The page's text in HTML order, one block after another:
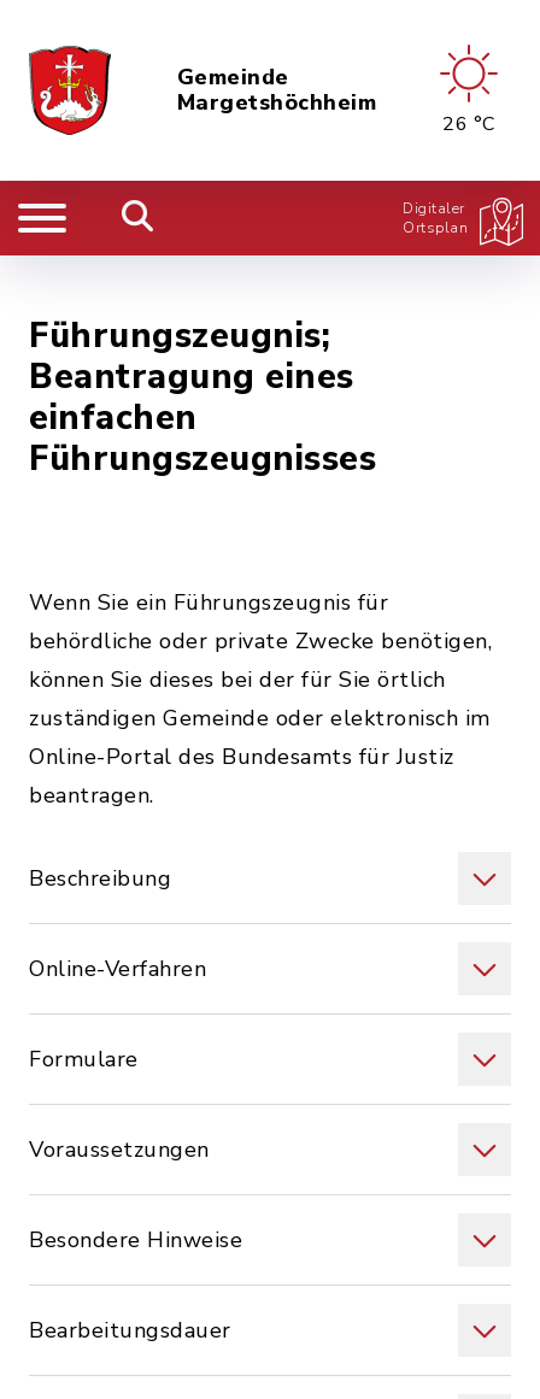
Gemeinde
Margetshöchheim
26 °C
Digitaler
Ortsplan
Führungszeugnis;
Beantragung eines
einfachen
Führungszeugnisses
Wenn Sie ein Führungszeugnis für
behördliche oder private Zwecke benötigen,
können Sie dieses bei der für Sie örtlich
zuständigen Gemeinde oder elektronisch im
Online-Portal des Bundesamts für Justiz
beantragen.
Beschreibung
Online-Verfahren
Formulare
Voraussetzungen
Besondere Hinweise
Bearbeitungsdauer